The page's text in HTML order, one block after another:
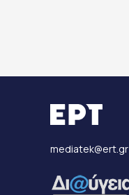
mediatek@ert.gr